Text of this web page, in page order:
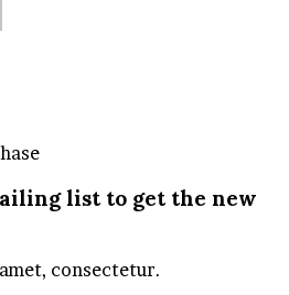
list to get the new
consectetur.